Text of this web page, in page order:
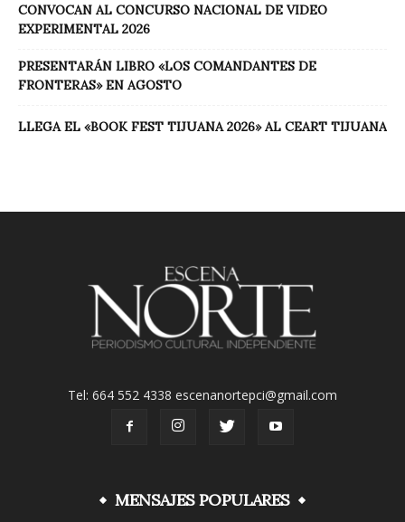
CONVOCAN AL CONCURSO NACIONAL DE VIDEO
EXPERIMENTAL 2026
PRESENTARÁN LIBRO «LOS COMANDANTES DE
FRONTERAS» EN AGOSTO
LLEGA EL «BOOK FEST TIJUANA 2026» AL CEART TIJUANA
Tel: 664 552 4338 escenanortepci@gmail.com
MENSAJES POPULARES